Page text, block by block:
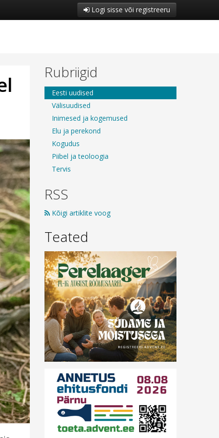
Logi sisse või registreeru
Rubriigid
Eesti uudised
Välisuudised
Inimesed ja kogemused
Elu ja perekond
Kogudus
Piibel ja teoloogia
Tervis
RSS
Kõigi artiklite voog
Teated